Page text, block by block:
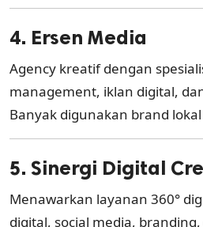
4. Ersen Media
Agency kreatif dengan
management, iklan digital,
Banyak digunakan brand
5. Sinergi Digital
Menawarkan layanan 360°
digital, social media,